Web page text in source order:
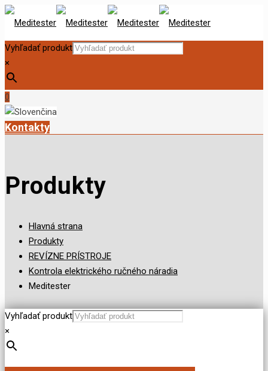
Vyhľadať produkt
×
0
Kontakty
Produkty
Hlavná strana
Produkty
REVÍZNE PRÍSTROJE
Kontrola elektrického ručného náradia
Meditester
Vyhľadať produkt
×